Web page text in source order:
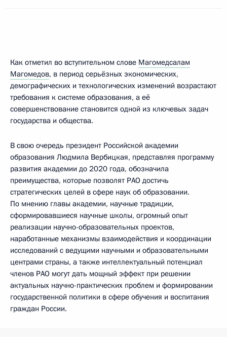
Как отметил во вступительном слове Магомедсалам
Магомедов, в период серьёзных экономических,
демографических и технологических изменений возрастают
требования к системе образования, а её
совершенствование становится одной из ключевых задач
государства и общества.
В свою очередь президент Российской академии
образования Людмила Вербицкая, представляя программу
развития академии до 2020 года, обозначила
преимущества, которые позволят РАО достичь
стратегических целей в сфере наук об образовании.
По мнению главы академии, научные традиции,
сформировавшиеся научные школы, огромный опыт
реализации научно-образовательных проектов,
наработанные механизмы взаимодействия и координации
исследований с ведущими научными и образовательными
центрами страны, а также интеллектуальный потенциал
членов РАО могут дать мощный эффект при решении
актуальных научно-практических проблем и формировании
государственной политики в сфере обучения и воспитания
граждан России.